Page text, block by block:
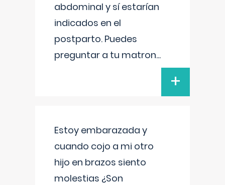
abdominal y sí estarían
indicados en el
postparto. Puedes
preguntar a tu matron...
+
Estoy embarazada y
cuando cojo a mi otro
hijo en brazos siento
molestias ¿Son